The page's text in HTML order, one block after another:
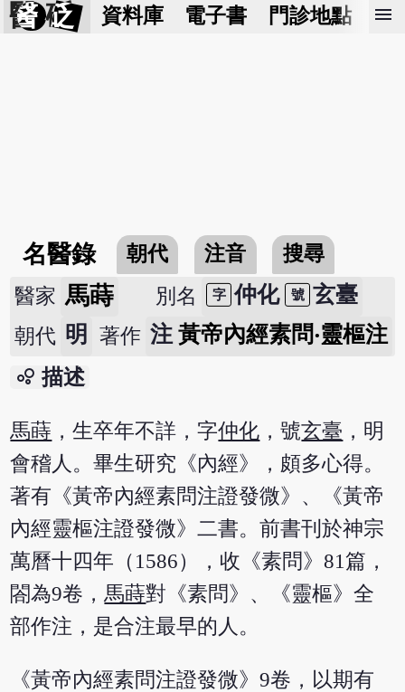
醫 砭 資料庫 電子書 門診地點 預
menu
名醫錄 朝代 注音
搜尋
醫家 馬蒔 別名 字 仲化 號 玄臺
朝代 明 著作 注 黃帝內經素問‧靈樞注
bubble_chart 描述
馬蒔 ，生卒年不詳，字仲化 ，號玄臺 ，明
會稽人。畢生研究《內經》，頗多心得。
著有《黃帝內經素問注證發微》、《黃帝
內經靈樞注證發微》二書。前書刊於神宗
萬曆十四年（1586），收《素問》81篇，
閤為9卷， 馬蒔對《素問》、《靈樞》全
部作注，是合注最早的人。
《黃帝內經素問注證發微》9卷，以期有